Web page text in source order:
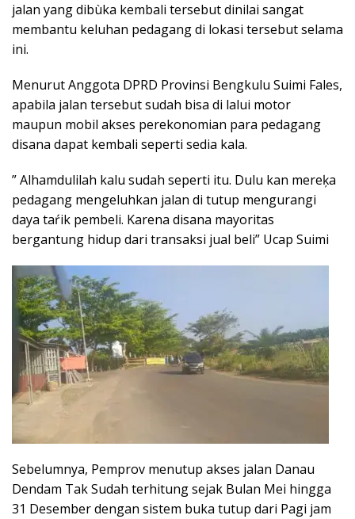
jalan yang dibùka kembali tersebut dinilai sangat
membantu keluhan pedagang di lokasi tersebut selama
ini.
Menurut Anggota DPRD Provinsi Bengkulu Suimi Fales,
apabila jalan tersebut sudah bisa di lalui motor
maupun mobil akses perekonomian para pedagang
disana dapat kembali seperti sedia kala.
” Alhamdulilah kalu sudah seperti itu. Dulu kan mereķa
pedagang mengeluhkan jalan di tutup mengurangi
daya taŕik pembeli. Karena disana mayoritas
bergantung hidup dari transaksi jual beli” Ucap Suimi
Sebelumnya, Pemprov menutup akses jalan Danau
Dendam Tak Sudah terhitung sejak Bulan Mei hingga
31 Desember dengan sistem buka tutup dari Pagi jam